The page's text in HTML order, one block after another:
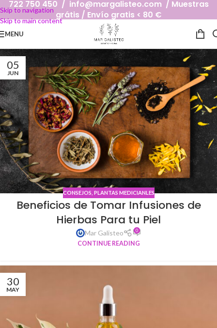
Skip to navigation
Skip to main content
722 750 450 / info@margalisteo.com / Muestras
grátis / Envío gratis < 80 €
MENU
05
JUN
CONSEJOS PLANTAS MEDICIANLES
Beneficios de Tomar Infusiones de
Hierbas Para tu Piel
Mar Galisteo 0
CONTINUE READING
30
MAY